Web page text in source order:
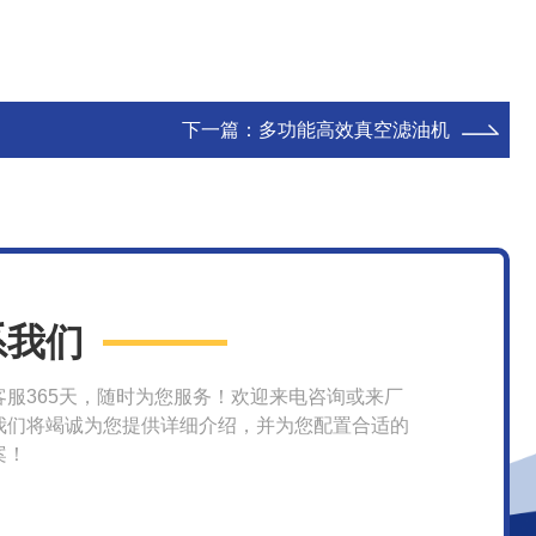
下一篇： 多功能高效真空滤油机
们
服365天，随时为您服务！欢迎来电咨询或来厂
们将竭诚为您提供详细介绍，并为您配置合适的